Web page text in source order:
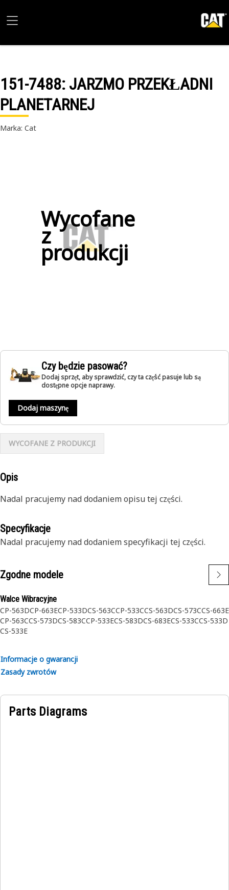
151-7488: JARZMO PRZEKŁADNI
PLANETARNEJ
Marka: Cat
Wycofane
z
produkcji
Czy będzie pasować?
Dodaj sprzęt, aby sprawdzić, czy ta część pasuje lub są
dostępne opcje naprawy.
Dodaj maszynę
WYCOFANE Z PRODUKCJI
Opis
Nadal pracujemy nad dodaniem opisu tej części.
Specyfikacje
Nadal pracujemy nad dodaniem specyfikacji tej części.
Zgodne modele
Walce Wibracyjne
CP-563DCP-663ECP-533DCS-563CCP-533CCS-563DCS-573CCS-663E
CP-563CCS-573DCS-583CCP-533ECS-583DCS-683ECS-533CCS-533D
CS-533E
Informacje o gwarancji
Zasady zwrotów
Parts Diagrams